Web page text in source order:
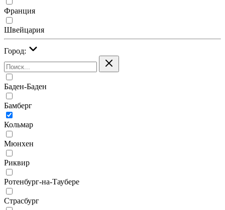
Франция
Швейцария
Город:
Баден-Баден
Бамберг
Кольмар
Мюнхен
Риквир
Ротенбург-на-Таубере
Страсбург